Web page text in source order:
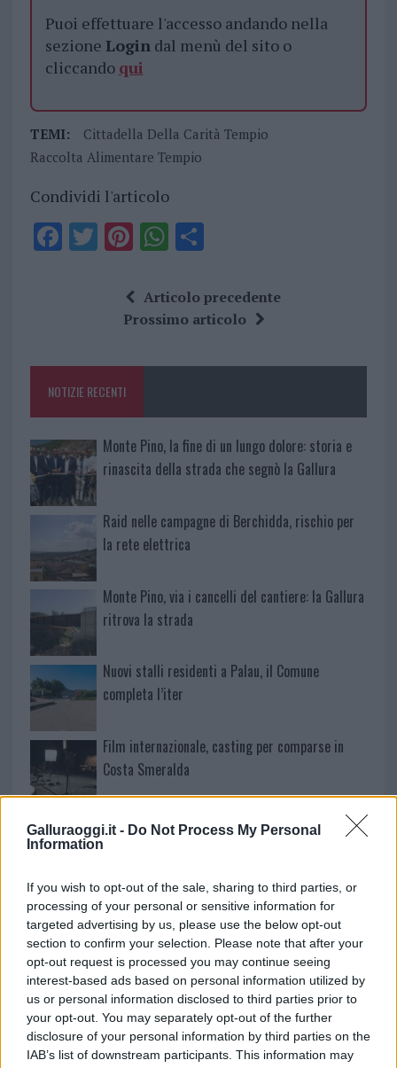
Galluraoggi.it - Do Not Process My Personal
Information
If you wish to opt-out of the sale, sharing to third parties, or
processing of your personal or sensitive information for
targeted advertising by us, please use the below opt-out
section to confirm your selection. Please note that after your
opt-out request is processed you may continue seeing
interest-based ads based on personal information utilized by
us or personal information disclosed to third parties prior to
your opt-out. You may separately opt-out of the further
disclosure of your personal information by third parties on the
IAB’s list of downstream participants. This information may
Puoi effettuare l'accesso andando nella
sezione Logindal menù del sito o
cliccando qui
TEMI:
Cittadella Della Carità Tempio
Raccolta Alimentare Tempio
Condividi l'articolo
F
o
k
T Pi
te
re
W
at
s
p
S
a
re
Articolo precedente
Prossimo articolo
NOTIZIE RECENTI
Monte Pino, la fine di un lungo dolore: storia e
rinascita della strada che segnò la Gallura
Raid nelle campagne di Berchidda, rischio per
la rete elettrica
Monte Pino, via i cancelli del cantiere: la Gallura
ritrova la strada
Nuovi stalli residenti a Palau, il Comune
completa l’iter
Film internazionale, casting per comparse in
Costa Smeralda
Porto Rotondo ospita la grande sfida della vela
nell’estate 2026
Controlli all’aeroporto di Olbia, sequestrati
caviale e sabbia rubata